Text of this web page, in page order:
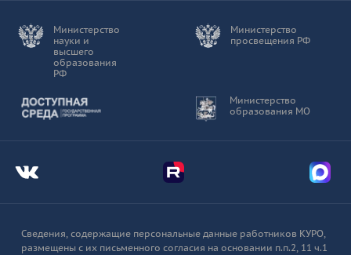
Министерство
науки и
высшего
образования
РФ
Министерство
просвещения РФ
Министерство
образования МО
Доступная среда
Мы во Вконтакте Мы в Telegram Мы в
Сведения, содержащие персональные данные работников КУРО,
размещены с их письменного согласия на основании п.п.2, 11 ч.1